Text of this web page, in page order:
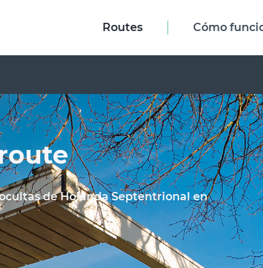
Routes Cómo
de Holanda Septentrional en